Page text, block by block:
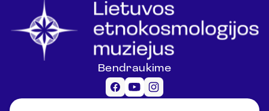
Bendraukime